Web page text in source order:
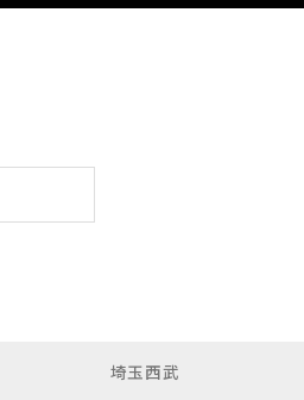
へ
埼玉西武